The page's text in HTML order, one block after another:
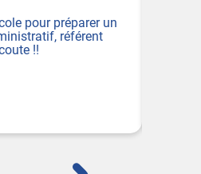
EFM est à l'écoute des élèves,
d'un grand professionnalisme,
avec un échange libre.